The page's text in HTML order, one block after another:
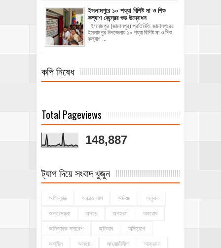
ইসলামপুরে ১০ শয্যা বিশিষ্ট মা ও শিশু
কল্যাণ কেন্দ্রের শুভ উদ্বোধন
ইসলামপুর (জামালপুর) প্রতিনিধি: জামালপুরের
ইসলামপুর উপজেলায় ১০ শয্যা বিশিষ্ট মা ও শিশু
কল্যাণ ...
কপি নিষেধ
Total Pageviews
148,887
ট্যাগ দিয়ে সংবাদ খুজুন
অগ্নিকান্ড অজ্ঞাত লাশ অনিয়ম অনুদান
অন্তঃসত্ত্বা অপচয় অপহরণ অবরোধ
অভিভাবক সমাবেশ অভিযান অভিযোগ
অশ্লীল অসহায় আওয়ামীলীগ আক্রমন